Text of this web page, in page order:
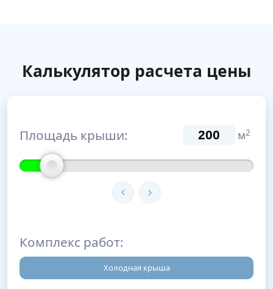
Калькулятор расчета цены
Площадь крыши: м2
Комплекс работ:
Холодная крыша